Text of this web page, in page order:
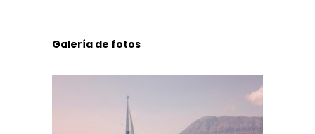
Galería de fotos